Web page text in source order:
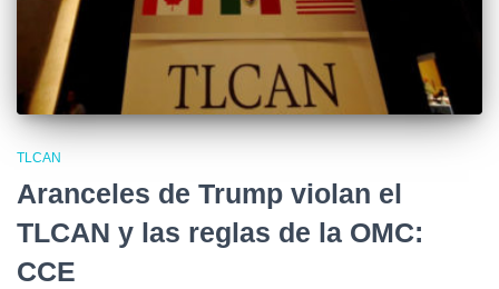
TLCAN
Aranceles de Trump violan el
TLCAN y las reglas de la OMC:
CCE